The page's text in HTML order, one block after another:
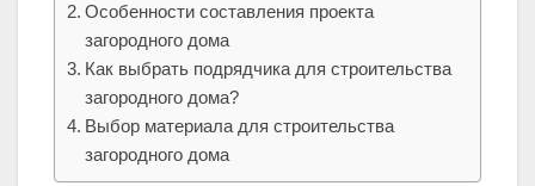
Особенности составления проекта
загородного дома
Как выбрать подрядчика для строительства
загородного дома?
Выбор материала для строительства
загородного дома